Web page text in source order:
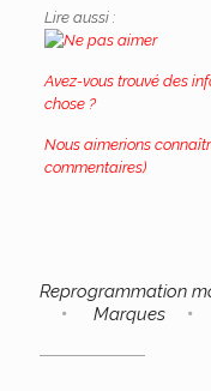
Lire aussi :
Avez-vous trouvé des
chose ?
Nous aimerions
commentaires)
Reprogrammation
Marques